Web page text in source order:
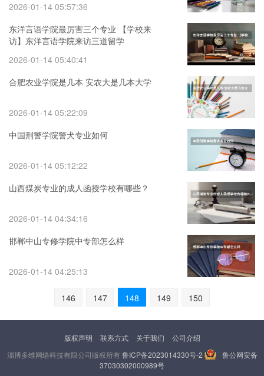
2026-01-14 05:57:36
东洋言语学院最厉害三个专业 【学校来
访】东洋言语学院来访三道留学
2026-01-14 05:40:41
合肥农业学院是几本 安农大是几本大学
2026-01-14 05:22:09
中国刑警学院警犬专业如何
2026-01-14 05:12:22
山西煤炭专业的成人函授学校有哪些？
2026-01-14 04:34:16
邯郸中山专修学院中专部怎么样
2026-01-14 04:25:13
146 147 148 149 150
版权声明 联系方式 关于我们
公司介绍
淄博多维网络科技有限公司版权所有鲁ICP备2023014330号-2
鲁公网安备
37030302000989号